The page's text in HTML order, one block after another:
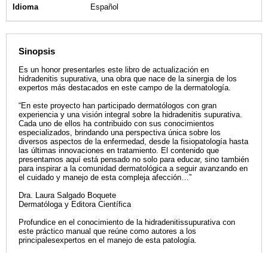
Idioma
Español
Sinopsis
Es un honor presentarles este libro de actualización en
hidradenitis supurativa, una obra que nace de la sinergia de los
expertos más destacados en este campo de la dermatología.
“En este proyecto han participado dermatólogos con gran
experiencia y una visión integral sobre la hidradenitis supurativa.
Cada uno de ellos ha contribuido con sus conocimientos
especializados, brindando una perspectiva única sobre los
diversos aspectos de la enfermedad, desde la fisiopatología hasta
las últimas innovaciones en tratamiento. El contenido que
presentamos aquí está pensado no solo para educar, sino también
para inspirar a la comunidad dermatológica a seguir avanzando en
el cuidado y manejo de esta compleja afección…”
Dra. Laura Salgado Boquete
Dermatóloga y Editora Científica
Profundice en el conocimiento de la hidradenitissupurativa con
este práctico manual que reúne como autores a los
principalesexpertos en el manejo de esta patología.